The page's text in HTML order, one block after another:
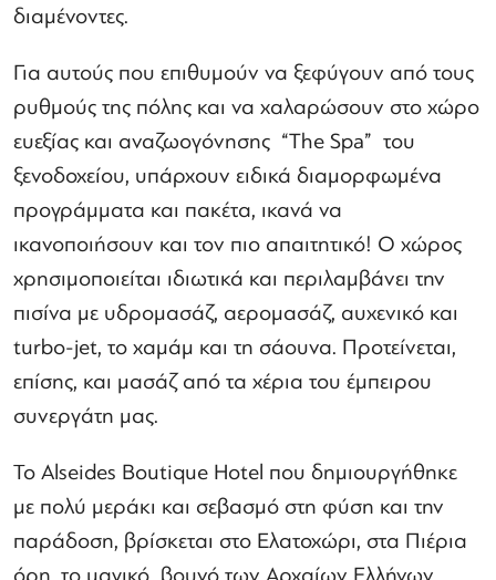
διαμένοντες.
Για αυτούς που επιθυμούν να ξεφύγουν από τους
ρυθμούς της πόλης και να χαλαρώσουν στο χώρο
ευεξίας και αναζωογόνησης “The Spa” του
ξενοδοχείου, υπάρχουν ειδικά διαμορφωμένα
προγράμματα και πακέτα, ικανά να
ικανοποιήσουν και τον πιο απαιτητικό! Ο χώρος
χρησιμοποιείται ιδιωτικά και περιλαμβάνει την
πισίνα με υδρομασάζ, αερομασάζ, αυχενικό και
turbo-jet, το χαμάμ και τη σάουνα. Προτείνεται,
επίσης, και μασάζ από τα χέρια του έμπειρου
συνεργάτη μας.
Το Alseides Boutique Hotel που δημιουργήθηκε
με πολύ μεράκι και σεβασμό στη φύση και την
παράδοση, βρίσκεται στο Ελατοχώρι, στα Πιέρια